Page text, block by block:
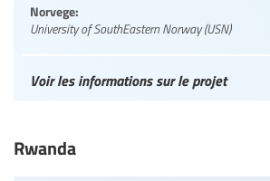
Norvege:
University of SouthEastern Norway (USN)
Voir les informations sur le projet
Rwanda